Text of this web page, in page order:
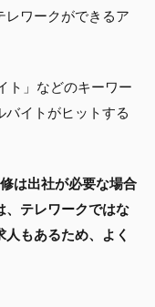
レワークができるア
ト」などのキーワー
バイトがヒットする
は出社が必要な場合
、テレワークではな
もあるため、よく